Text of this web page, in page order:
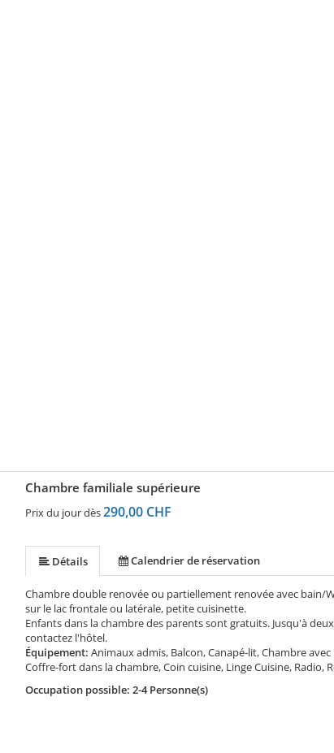
Chambre familiale supérieure
Prix du jour dès290,00 CHF
Détails Calendrier de réservation
Chambre double renovée ou partiellement renovée avec bain/
sur le lac frontale ou latérale, petite cuisinette.
Enfants dans la chambre des parents sont gratuits. Jusqu'à
contactez l'hôtel.
Équipement: Animaux admis, Balcon, Canapé-lit, Chambre
Coffre-fort dans la chambre, Coin cuisine, Linge Cuisine, Radio,
Occupation possible: 2-4 Personne(s)